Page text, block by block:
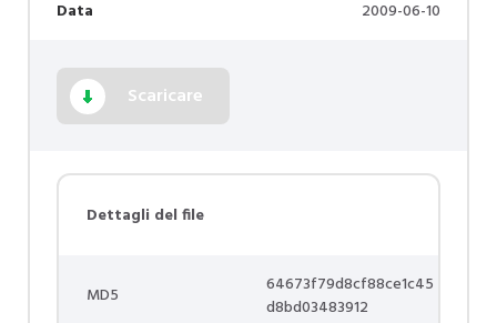
Data 2009-06-10
Scaricare
Dettagli del file
MD5
64673f79d8cf88ce1c45
d8bd03483912